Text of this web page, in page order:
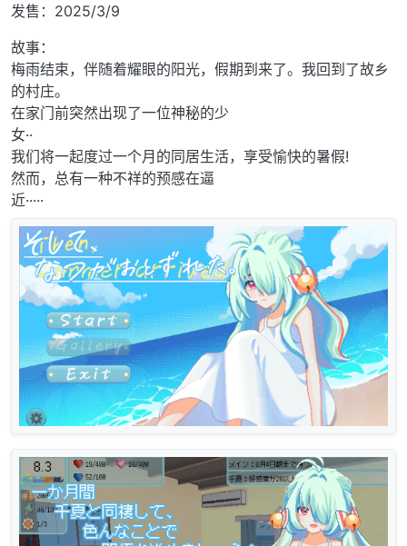
发售：2025/3/9
故事：
梅雨结束，伴随着耀眼的阳光，假期到来了。我回到了故乡
的村庄。
在家门前突然出现了一位神秘的少
女··
我们将一起度过一个月的同居生活，享受愉快的暑假!
然而，总有一种不祥的预感在逼
近·····